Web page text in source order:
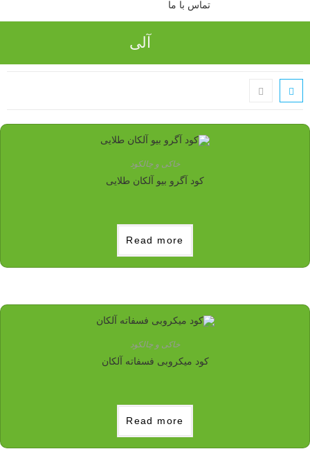
تماس با ما
آلی
خاکی و چالکود
کود آگرو بیو آلکان طلایی
Read more
خاکی و چالکود
کود میکروبی فسفاته آلکان
Read more